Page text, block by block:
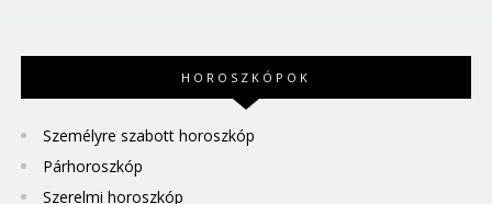
HOROSZKÓPOK
Személyre szabott horoszkóp
Párhoroszkóp
Szerelmi horoszkóp